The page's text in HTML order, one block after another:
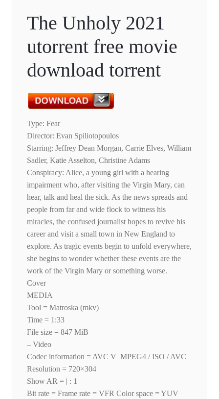
The Unholy 2021
utorrent free movie
download torrent
Type: Fear
Director: Evan Spiliotopoulos
Starring: Jeffrey Dean Morgan, Carrie Elves, William
Sadler, Katie Asselton, Christine Adams
Conspiracy: Alice, a young girl with a hearing
impairment who, after visiting the Virgin Mary, can
hear, talk and heal the sick. As the news spreads and
people from far and wide flock to witness his
miracles, the confused journalist hopes to revive his
career and visit a small town in New England to
explore. As tragic events begin to unfold everywhere,
she begins to wonder whether these events are the
work of the Virgin Mary or something worse.
Cover
MEDIA
Tool = Matroska (mkv)
Time = 1:33
File size = 847 MiB
– Video
Codec information = AVC V_MPEG4 / ISO / AVC
Resolution = 720×304
Show AR = | : 1
Bit rate = Frame rate = VFR Color space = YUV